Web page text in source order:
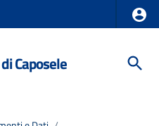
Caposele